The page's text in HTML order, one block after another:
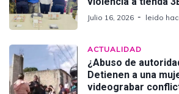
Julio 16, 2026 leido
ACTUALIDAD
¿Abuso de
Detienen a una
videograbar